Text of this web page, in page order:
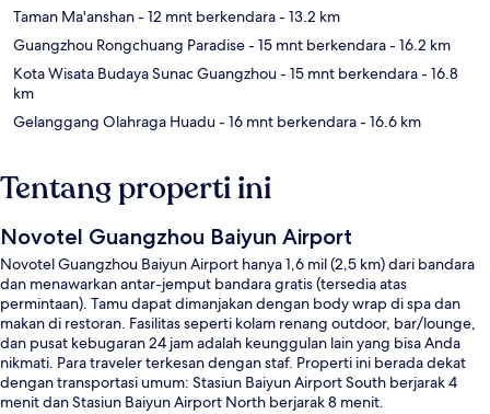
Taman Ma'anshan- 12 mnt berkendara- 13.2 km
Guangzhou Rongchuang Paradise- 15 mnt berkendara- 16.2 km
Kota Wisata Budaya Sunac Guangzhou- 15 mnt berkendara- 16.8
km
Gelanggang Olahraga Huadu- 16 mnt berkendara- 16.6 km
Tentang properti ini
Novotel Guangzhou Baiyun Airport
Novotel Guangzhou Baiyun Airport hanya 1,6 mil (2,5 km) dari bandara
dan menawarkan antar-jemput bandara gratis (tersedia atas
permintaan). Tamu dapat dimanjakan dengan body wrap di spa dan
makan di restoran. Fasilitas seperti kolam renang outdoor, bar/lounge,
dan pusat kebugaran 24 jam adalah keunggulan lain yang bisa Anda
nikmati. Para traveler terkesan dengan staf. Properti ini berada dekat
dengan transportasi umum: Stasiun Baiyun Airport South berjarak 4
menit dan Stasiun Baiyun Airport North berjarak 8 menit.